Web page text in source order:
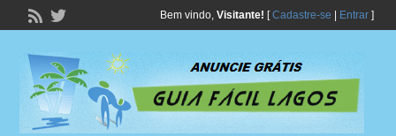
Bem vindo, Visitante! [Cadastre-se Entrar]